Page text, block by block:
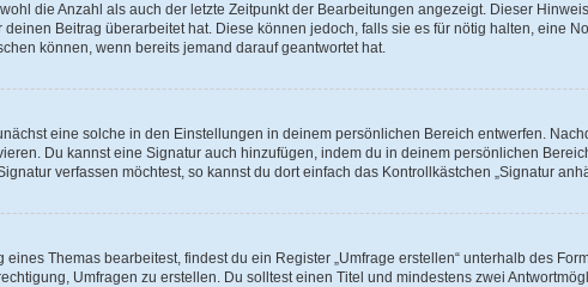
die Anzahl als auch der letzte Zeitpunkt der Bearbeitungen angezeigt. Dieser
Beitrag überarbeitet hat. Diese können jedoch, falls sie es für nötig halten, eine
können, wenn bereits jemand darauf geantwortet hat.
eine solche in den Einstellungen in deinem persönlichen Bereich entwerfen.
Du kannst eine Signatur auch hinzufügen, indem du in deinem persönlichen
verfassen möchtest, so kannst du dort einfach das Kontrollkästchen „Signatur
Themas bearbeitest, findest du ein Register „Umfrage erstellen“ unterhalb des
Umfragen zu erstellen. Du solltest einen Titel und mindestens zwei